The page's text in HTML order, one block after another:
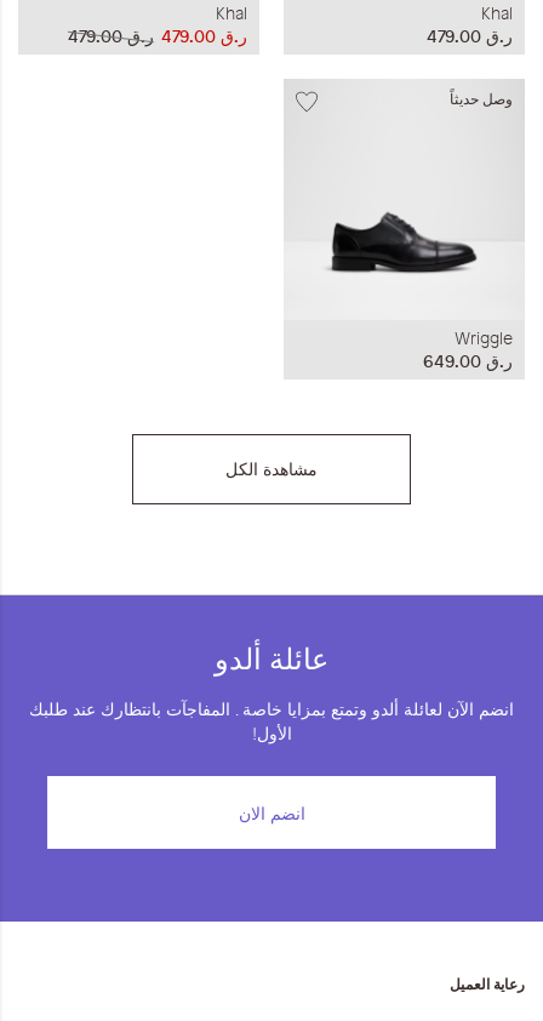
Khal
ر.ق‏ 479.00
Khal
ر.ق‏ 479.00
ر.ق‏ 479.00
وصل حديثاً
Wriggle
ر.ق‏ 649.00
مشاهدة الكل
عائلة ألدو
انضم الآن لعائلة ألدو وتمتع بمزايا خاصة . المفاجآت بانتظارك عند طلبك
الأول!
انضم الان
رعاية العميل